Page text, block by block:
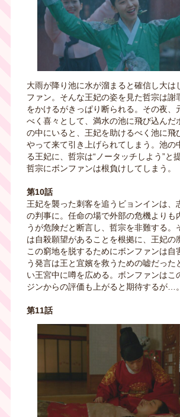
大雨が降り池に水が溜まると確信し大は
ファン。そんな王妃の姿を見た哲宗は謝
をかけるがきっぱり断られる。その夜、
べく喜々として、満水の池に飛び込んだ
の中にいると、王妃を助けるべく池に飛
やって来て引き上げられてしまう。池の
る王妃に、哲宗は“ノータッチしよう”と
哲宗にボンファンは根負けしてしまう。
第10話
王妃を襲った刺客を追うビョンインは、
の判事に。任命の場で外部の危機よりも
うが危険だと断言し、哲宗を非難する。
は自殺願望があることを根拠に、王妃の
この窮地を脱するためにボンファンは自
う発言は王と宜嬪を救うための嘘だった
い王宮中に噂を広める。ボンファンはこ
ジンからの評価も上がると期待するが…。
第11話